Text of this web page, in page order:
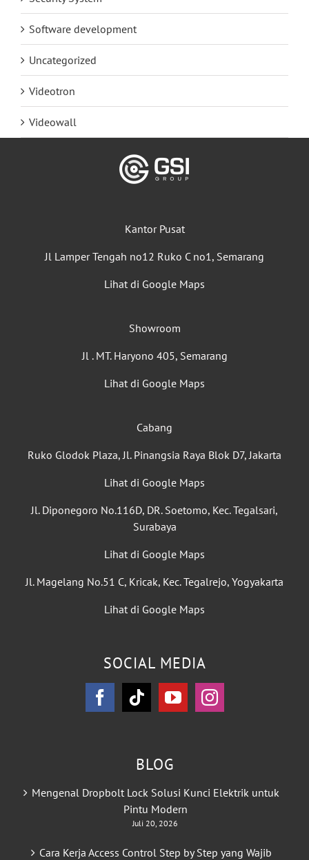
Software development
Uncategorized
Videotron
Videowall
Kantor Pusat
Jl Lamper Tengah no12 Ruko C no1, Semarang
Lihat di Google Maps
Showroom
Jl . MT. Haryono 405, Semarang
Lihat di Google Maps
Cabang
Ruko Glodok Plaza, Jl. Pinangsia Raya Blok D7, Jakarta
Lihat di Google Maps
Jl. Diponegoro No.116D, DR. Soetomo, Kec. Tegalsari,
Surabaya
Lihat di Google Maps
Jl. Magelang No.51 C, Kricak, Kec. Tegalrejo, Yogyakarta
Lihat di Google Maps
SOCIAL MEDIA
BLOG
Mengenal Dropbolt Lock Solusi Kunci Elektrik untuk
Pintu Modern
Juli 20, 2026
Cara Kerja Access Control Step by Step yang Wajib